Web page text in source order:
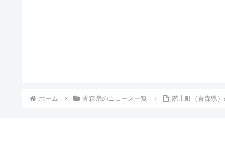
ホーム 青森県のニュース一覧 階上町（青森県